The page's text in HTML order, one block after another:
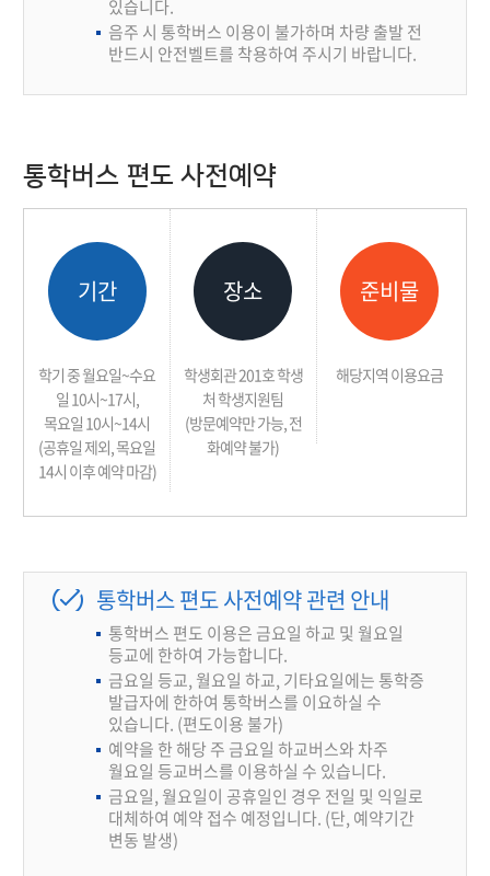
있습니다.
음주 시 통학버스 이용이 불가하며 차량 출발 전
반드시 안전벨트를 착용하여 주시기 바랍니다.
통학버스 편도 사전예약
기간
학기 중 월요일~수요
일 10시~17시,
목요일 10시~14시
(공휴일 제외, 목요일
14시 이후 예약 마감)
장소
학생회관 201호 학생
처 학생지원팀
(방문예약만 가능, 전
화예약 불가)
준비물
해당지역 이용요금
통학버스 편도 사전예약 관련 안내
통학버스 편도 이용은 금요일 하교 및 월요일
등교에 한하여 가능합니다.
금요일 등교, 월요일 하교, 기타요일에는 통학증
발급자에 한하여 통학버스를 이요하실 수
있습니다. (편도이용 불가)
예약을 한 해당 주 금요일 하교버스와 차주
월요일 등교버스를 이용하실 수 있습니다.
금요일, 월요일이 공휴일인 경우 전일 및 익일로
대체하여 예약 접수 예정입니다. (단, 예약기간
변동 발생)